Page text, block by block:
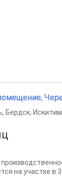
, Бердск,
на участке в